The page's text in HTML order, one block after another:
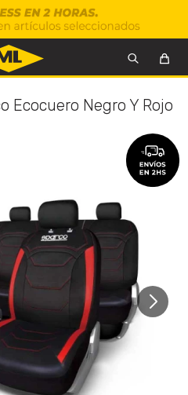
Ecocuero Negro Y Rojo